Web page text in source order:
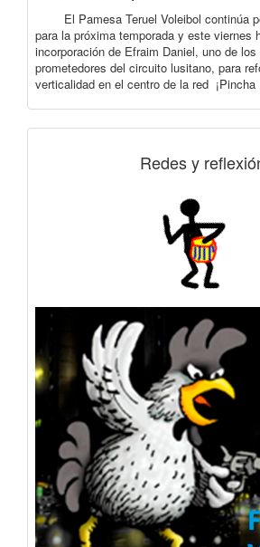
El Pamesa Teruel Voleibol continúa
para la próxima temporada y este viernes
incorporación de Efraim Daniel, uno de
prometedores del circuito lusitano, para
verticalidad en el centro de la red
Redes y